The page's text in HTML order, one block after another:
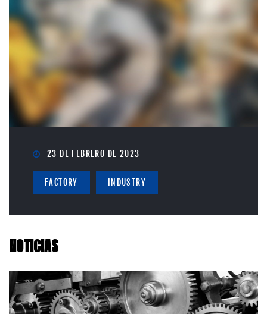
23 DE FEBRERO DE 2023
FACTORY INDUSTRY
NOTICIAS